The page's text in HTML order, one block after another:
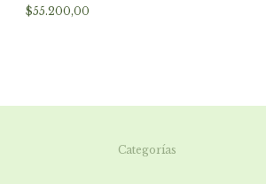
$55.200,00
Categorías